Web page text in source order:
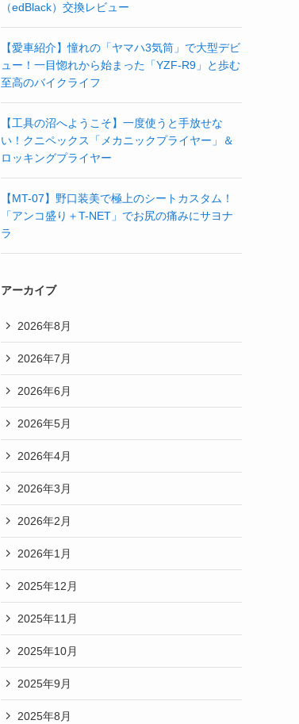
（edBlack）交換レビュー
【愛車紹介】憧れの「ヤマハ3気筒」で大型デビ
ュー！一目惚れから始まった「YZF-R9」と歩む
至高のバイクライフ
【工具の沼へようこそ】一度使うと手放せな
い！クニペックス「メカニックプライヤー」＆
ロッキングプライヤー
【MT-07】野口装美で極上のシートカスタム！
「アンコ盛り＋T-NET」でお尻の痛みにサヨナ
ラ
アーカイブ
2026年8月
2026年7月
2026年6月
2026年5月
2026年4月
2026年3月
2026年2月
2026年1月
2025年12月
2025年11月
2025年10月
2025年9月
2025年8月